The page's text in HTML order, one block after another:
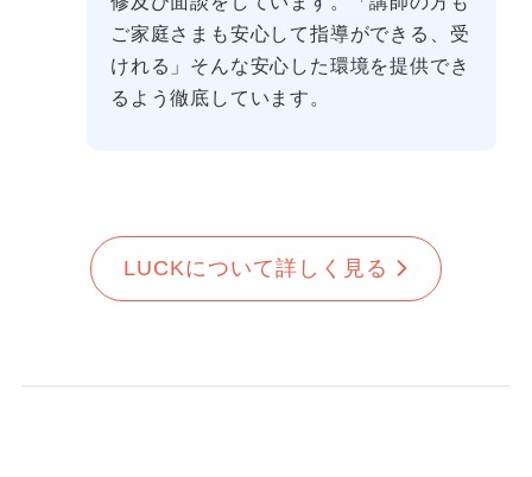
ご家庭さまも安心して指導ができる、受
けれる」そんな安心した環境を提供でき
るよう徹底しています。
LUCKについて詳しく見る